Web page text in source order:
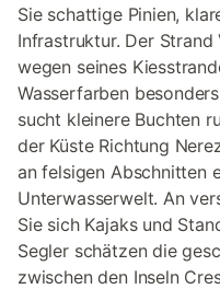
Sie schattige Pinien,
Infrastruktur. Der
wegen seines
Wasserfarben
sucht kleinere Buchten
der Küste Richtung
an felsigen Abschnitten
Unterwasserwelt. An
Sie sich Kajaks und
Segler schätzen die
zwischen den Inseln